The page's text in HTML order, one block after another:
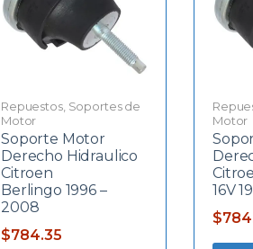
Repuestos, Soportes de
Motor
Soporte Motor
Derecho Hidraulico
Citroen
Berlingo 1996 –
2008
$784.35
Motor
16V
$